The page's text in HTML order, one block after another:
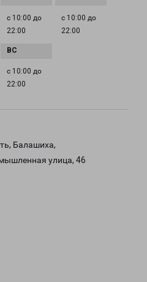
с 10:00 до
22:00
с 10:00 до
22:00
с 10:00 до
22:00
Балашиха,
улица, 46